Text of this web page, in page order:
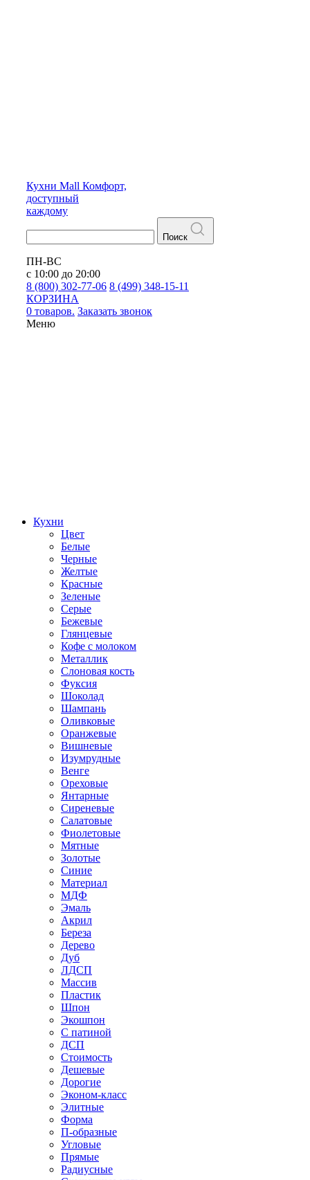
Кухни Mall Комфорт,
доступный
каждому
Поиск
ПН-ВС
с 10:00 до 20:00
8 (800) 302-77-06 8 (499) 348-15-11
КОРЗИНА
0 товаров. Заказать звонок
Меню
Кухни
Цвет
Белые
Черные
Желтые
Красные
Зеленые
Серые
Бежевые
Глянцевые
Кофе с молоком
Металлик
Слоновая кость
Фуксия
Шоколад
Шампань
Оливковые
Оранжевые
Вишневые
Изумрудные
Венге
Ореховые
Янтарные
Сиреневые
Салатовые
Фиолетовые
Мятные
Золотые
Синие
Материал
МДФ
Эмаль
Акрил
Береза
Дерево
Дуб
ЛДСП
Массив
Пластик
Шпон
Экошпон
С патиной
ДСП
Стоимость
Дешевые
Дорогие
Эконом-класс
Элитные
Форма
П-образные
Угловые
Прямые
Радиусные